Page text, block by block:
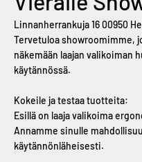
Linnanherrankuja 16 00950
Tervetuloa showroomimme,
näkemään laajan valikoiman
käytännössä.
Kokeile ja testaa tuotteita:
Esillä on laaja valikoima
Annamme sinulle
käytännönläheisesti.